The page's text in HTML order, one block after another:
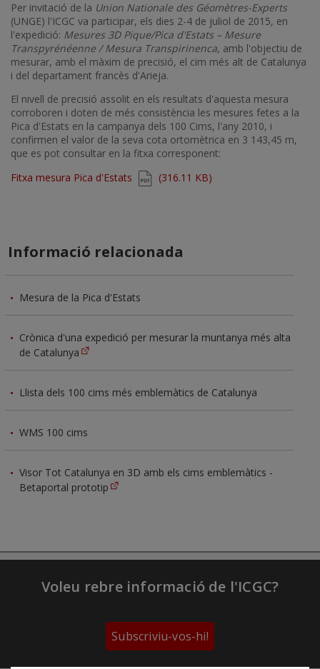
Per invitació de la Union Nationale des Géomètres-Experts
(UNGE) l'ICGC va participar, els dies 2-4 de juliol de 2015, en
l'expedició: Mesures 3D Pique/Pica d'Estats – Mesure
Transpyrénéenne / Mesura Transpirinenca, amb l'objectiu de
mesurar, amb el màxim de precisió, el cim més alt de Catalunya
i del departament francès d'Arieja.
El nivell de precisió assolit en els resultats d'aquesta mesura
corroboren i doten de més consistència les mesures fetes a la
Pica d'Estats en la campanya dels 100 Cims, l'any 2010, i
confirmen el valor de la seva cota ortomètrica en 3 143,45 m,
que es pot consultar en la fitxa corresponent:
Document
Fitxa mesura Pica d'Estats (316.11 KB)
Informació relacionada
Mesura de la Pica d'Estats
Crònica d'una expedició per mesurar la muntanya més alta
de Catalunya
Llista dels 100 cims més emblemàtics de Catalunya
WMS 100 cims
Visor Tot Catalunya en 3D amb els cims emblemàtics -
Betaportal prototip
Voleu rebre informació de l'ICGC?
Subscriviu-vos-hi!